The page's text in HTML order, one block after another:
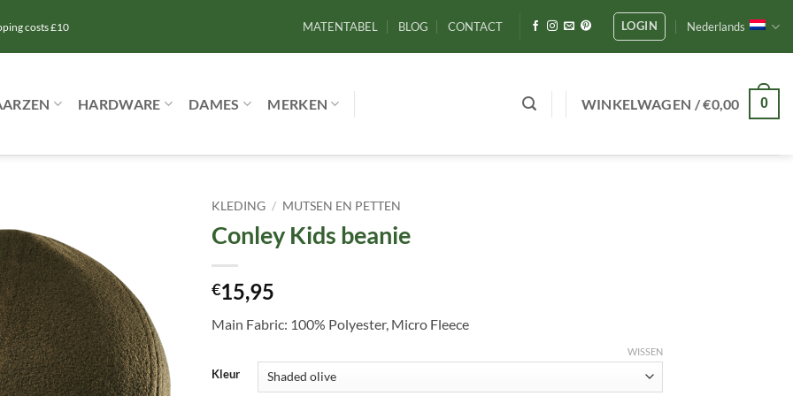
costs £10 MATENTABEL BLOG CONTACT LOGIN Nederlands
HARDWARE DAMES MERKEN WINKELWAGEN /€0,00 0
verlanglijst
KLEDING / MUTSEN EN PETTEN
Conley Kids beanie
€15,95
Main Fabric: 100% Polyester, Micro Fleece
Kleur
WISSEN